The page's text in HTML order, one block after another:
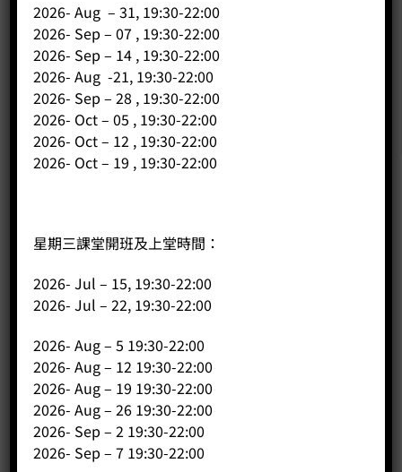
主頁
關於我們
導師簡介
課程/工作坊
2026- Aug – 31, 19:30-22:00
2026- Sep – 07 , 19:30-22:00
2026- Sep – 14 , 19:30-22:00
2026- Aug -21, 19:30-22:00
2026- Sep – 28 , 19:30-22:00
2026- Oct – 05 , 19:30-22:00
2026- Oct – 12 , 19:30-22:00
2026- Oct – 19 , 19:30-22:00
星期三課堂開班及上堂時間：
2026- Jul – 15, 19:30-22:00
2026- Jul – 22, 19:30-22:00
2026- Aug – 5 19:30-22:00
2026- Aug – 12 19:30-22:00
2026- Aug – 19 19:30-22:00
2026- Aug – 26 19:30-22:00
2026- Sep – 2 19:30-22:00
2026- Sep – 7 19:30-22:00